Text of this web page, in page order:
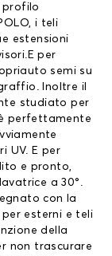
profilo
i teli
estensioni
per
semi su
Inoltre il
studiato per
perfettamente
UV. E per
e pronto,
a 30°.
con la
esterni e teli
della
non trascurare